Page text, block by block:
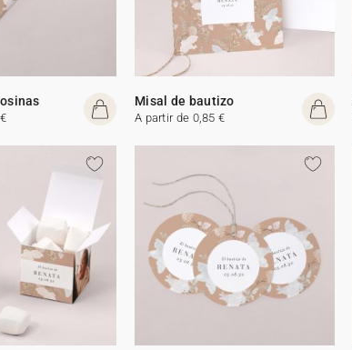
Misal de bautizo
A partir de 0,85 €